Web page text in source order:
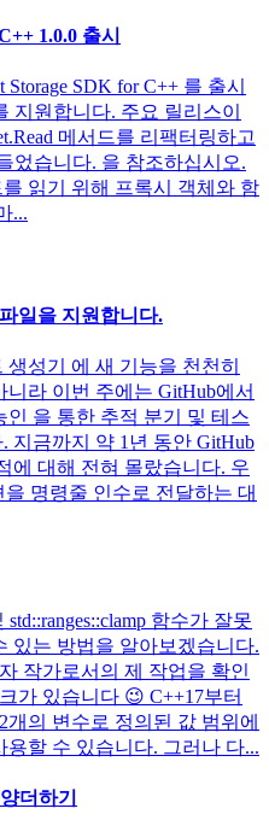
1.0.0 출시
SDK for C++ 를 출시
지원합니다. 주요 릴리스이
메서드를 리팩터링하고
었습니다. 을 참조하십시오.
읽기 위해 프록시 객체와 함
...
일을 지원합니다.
성기 에 새 기능을 천천히
라 이번 주에는 GitHub에서
을 통한 추적 분기 및 테스
지금까지 약 1년 동안 GitHub
에 대해 전혀 몰랐습니다. 우
명령줄 인수로 전달하는 대
함수가 잘못
있는 방법을 알아보겠습니다.
작가로서의 제 작업을 확인
가 있습니다 😉 C++17부터
의 변수로 정의된 값 범위에
할 수 있습니다. 그러나 다...
더하기